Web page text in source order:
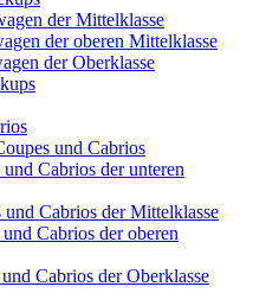
der Mittelklasse
der oberen Mittelklasse
der Oberklasse
und Cabrios
Cabrios der unteren
Cabrios der Mittelklasse
Cabrios der oberen
Cabrios der Oberklasse